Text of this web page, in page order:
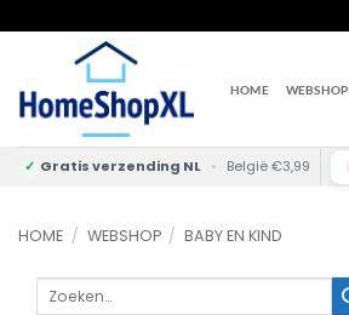
to
HOME WEBSHOP
✓ Gratis verzending NL • België €3,99
HOME / WEBSHOP / BABY EN KIND
Zoeken